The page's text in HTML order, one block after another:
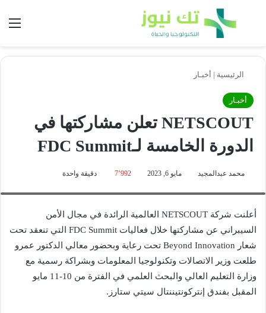
بحث عن
الرئيسية | أخبـار
أخبـار
NETSCOUT تعلن مشاركتها في
الدورة الخامسة لـFDC Summit
محمد عبدالمجيد مايو 6, 2023 7٬992 دقيقة واحدةالمهندس عماد فهمي- مدير التكنولوجيا بشركة NETSCOUT في منطقة الشرق
أعلنت شركة NETSCOUT العالمية الرائدة في مجال الأمن
السيبراني عن مشاركتها خلال فعاليات FDC Summit التي تنعقد تحت
شعار Beyond Innovation تحت رعاية وبحضور معالي الدكتور عمرو
طلعت وزير الاتصالات وتكنولوجيا المعلومات وبشراكة رسمية مع
وزارة التعليم العالي والبحث العلمي في الفترة من 10-11 مايو
المقبل بفندق إنتركونتيننتال سيتي ستارز.